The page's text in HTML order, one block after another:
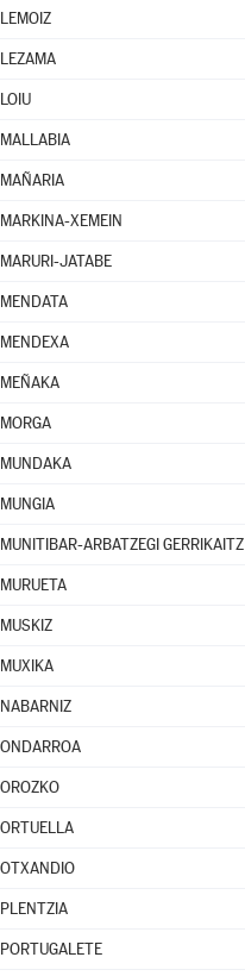
LEMOIZ
LEZAMA
LOIU
MALLABIA
MAÑARIA
MARKINA-XEMEIN
MARURI-JATABE
MENDATA
MENDEXA
MEÑAKA
MORGA
MUNDAKA
MUNGIA
MUNITIBAR-ARBATZEGI GERRIKAITZ
MURUETA
MUSKIZ
MUXIKA
NABARNIZ
ONDARROA
OROZKO
ORTUELLA
OTXANDIO
PLENTZIA
PORTUGALETE